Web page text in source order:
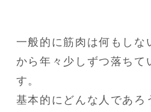
一般的に筋肉は何もしな
から年々少しずつ落ちて
す。
基本的にどんな人であろ